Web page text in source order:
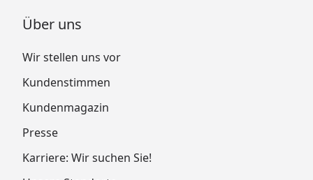
Über uns
Wir stellen uns vor
Kundenstimmen
Kundenmagazin
Presse
Karriere: Wir suchen Sie!